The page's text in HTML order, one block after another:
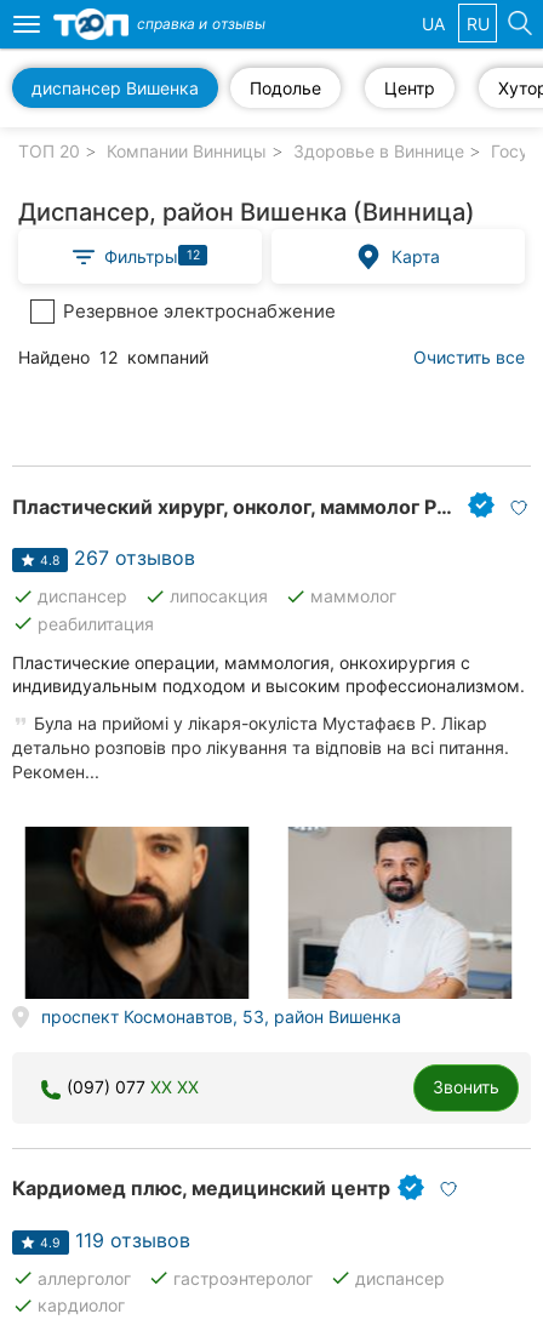
компании
Частные
Автошколы
Рестораны
Все
рубрики
Все
города:
Винница
Житомир
Киев
Харьков
Toggle
navigation
справка и отзывы UA RU
Подолье
диспансер Вишенка Центр
ТОП 20 Компании Винницы Здоровье в Виннице
Диспансер, район Вишенка (Винница)
Фильтры 12 Карта
Резервное электроснабжение
Найдено 12 компаний Очистить все
Пластический хирург, онколог, маммолог Роман Балыч
4.8 267 отзывов
done диспансер done липосакция done маммолог
done реабилитация
Пластические операции, маммология, онкохирургия с
индивидуальным подходом и высоким профессионализмом.
Була на прийомі у лікаря-окуліста Мустафаєв Р. Лікар
детально розповів про лікування та відповів на всі питання.
Рекомен...
проспект Космонавтов, 53, район Вишенка
(097) 077 XX XX Звонить
Кардиомед плюс, медицинский центр
4.9 119 отзывов
done аллерголог done гастроэнтеролог done диспансер
done кардиолог